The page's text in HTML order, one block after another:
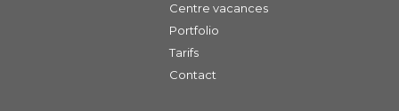
Centre vacances
Portfolio
Tarifs
Contact